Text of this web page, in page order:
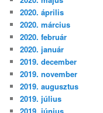
2020. április
2020. március
2020. február
2020. január
2019. december
2019. november
2019. augusztus
2019. július